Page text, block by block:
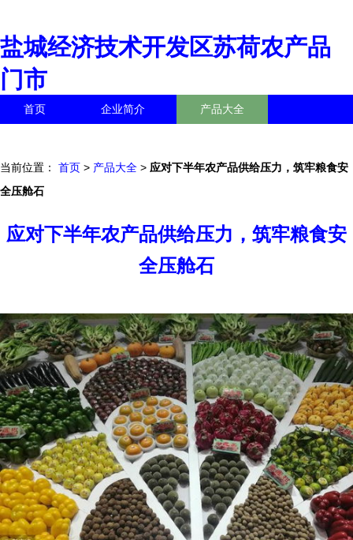
盐城经济技术开发区苏荷农产品
门市
首页 企业简介 产品大全
当前位置： 首页 > 产品大全 > 应对下半年农产品供给压力，筑牢粮食安
全压舱石
应对下半年农产品供给压力，筑牢粮食安
全压舱石